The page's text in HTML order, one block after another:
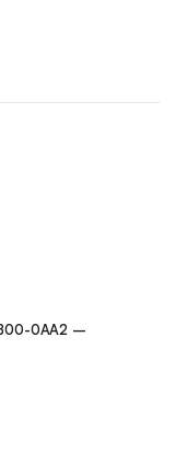
0AA2 –